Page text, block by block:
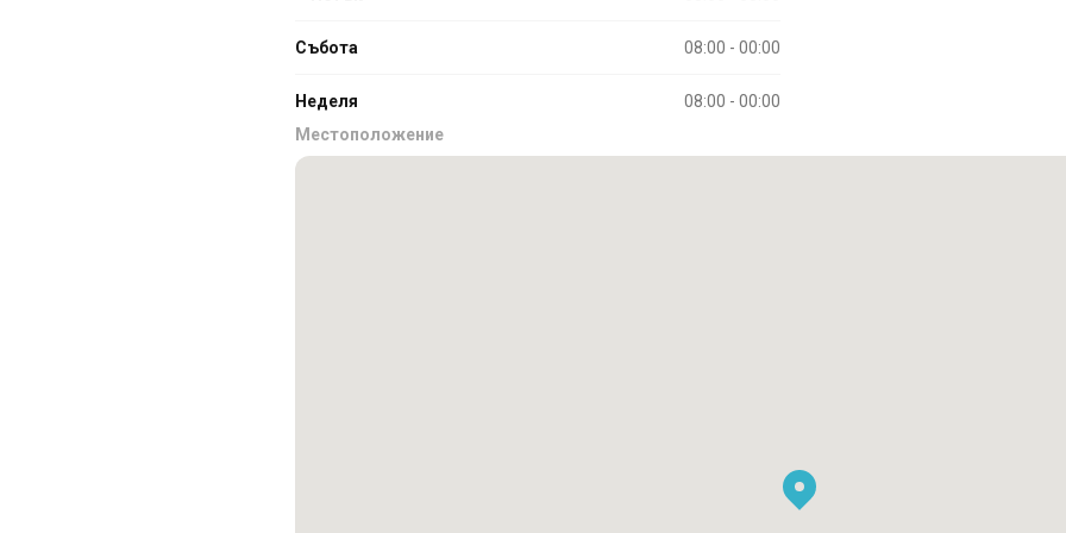
Събота 08:00 - 00:00
Неделя 08:00 - 00:00
Местоположение